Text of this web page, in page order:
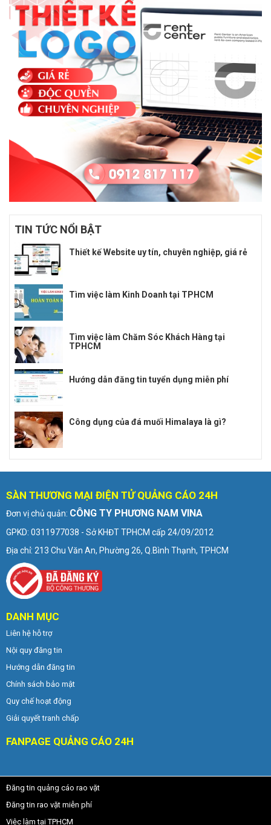
TIN TỨC NỔI BẬT
Thiết kế Website uy tín, chuyên nghiệp, giá rẻ
Tìm việc làm Kinh Doanh tại TPHCM
Tìm việc làm Chăm Sóc Khách Hàng tại
TPHCM
Hướng dẫn đăng tin tuyển dụng miễn phí
Công dụng của đá muối Himalaya là gì?
SÀN THƯƠNG MẠI ĐIỆN TỬ QUẢNG CÁO 24H
Đơn vị chủ quản: CÔNG TY PHƯƠNG NAM VINA
GPKD: 0311977038 - Sở KHĐT TPHCM cấp 24/09/2012
Địa chỉ: 213 Chu Văn An, Phường 26, Q.Bình Thạnh, TPHCM
DANH MỤC
Liên hệ hỗ trợ
Nội quy đăng tin
Hướng dẫn đăng tin
Chính sách bảo mật
Quy chế hoạt động
Giải quyết tranh chấp
FANPAGE QUẢNG CÁO 24H
Đăng tin quảng cáo rao vặt
Đăng tin rao vặt miễn phí
Việc làm tại TPHCM